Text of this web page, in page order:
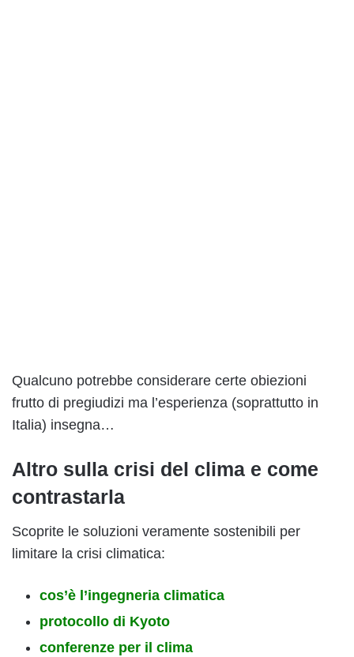
Qualcuno potrebbe considerare certe obiezioni
frutto di pregiudizi ma l’esperienza (soprattutto in
Italia) insegna…
Altro sulla crisi del clima e come
contrastarla
Scoprite le soluzioni veramente sostenibili per
limitare la crisi climatica:
cos’è l’ingegneria climatica
protocollo di Kyoto
conferenze per il clima